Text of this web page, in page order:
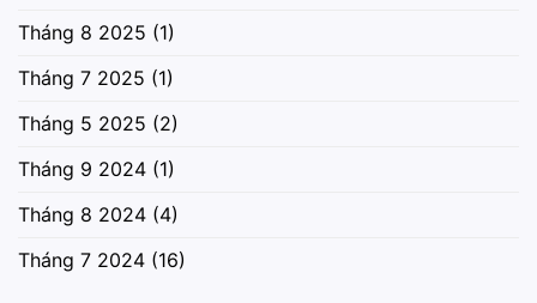
Tháng 8 2025 (1)
Tháng 7 2025 (1)
Tháng 5 2025 (2)
Tháng 9 2024 (1)
Tháng 8 2024 (4)
Tháng 7 2024 (16)